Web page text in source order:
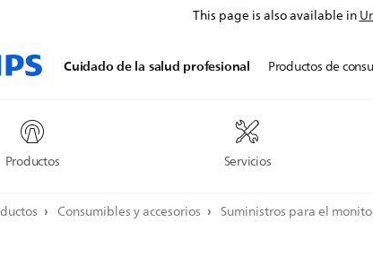
This page is also available in
Cuidado de la salud profesional
Productos Servicios
Productos de
Consumibles y accesorios Suministros para el